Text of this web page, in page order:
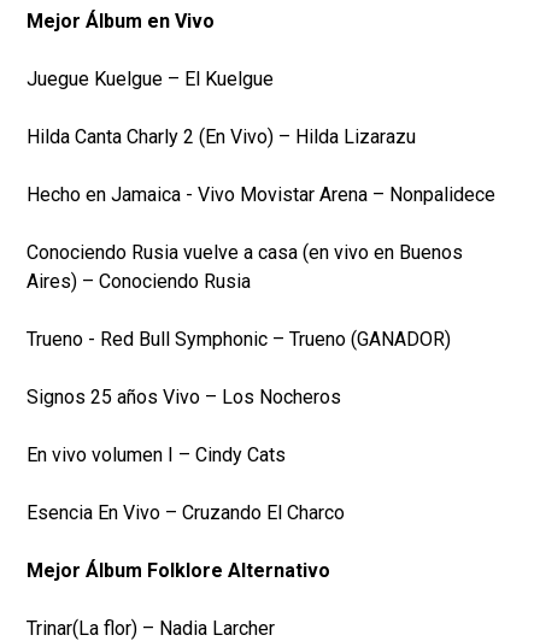
Mejor Álbum en Vivo
Juegue Kuelgue – El Kuelgue
Hilda Canta Charly 2 (En Vivo) – Hilda Lizarazu
Hecho en Jamaica - Vivo Movistar Arena – Nonpalidece
Conociendo Rusia vuelve a casa (en vivo en Buenos
Aires) – Conociendo Rusia
Trueno - Red Bull Symphonic – Trueno (GANADOR)
Signos 25 años Vivo – Los Nocheros
En vivo volumen I – Cindy Cats
Esencia En Vivo – Cruzando El Charco
Mejor Álbum Folklore Alternativo
Trinar(La flor) – Nadia Larcher